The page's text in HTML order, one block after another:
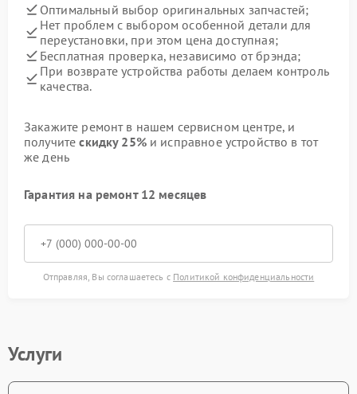
Оптимальный выбор оригинальных запчастей;
Нет проблем с выбором особенной детали для
переустановки, при этом цена доступная;
Бесплатная проверка, независимо от брэнда;
При возврате устройства работы делаем контроль
качества.
Закажите ремонт в нашем сервисном центре, и
получитескидку 25%и исправное устройство в тот
же день
Гарантия на ремонт 12 месяцев
Отправляя, Вы соглашаетесь с Политикой конфиденциальности
Услуги